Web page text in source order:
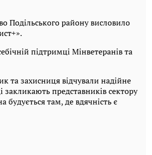
Подільського району висловило
підтримці Мінветеранів та
та захисниця відчували надійне
закликають представників сектору
там, де вдячність є